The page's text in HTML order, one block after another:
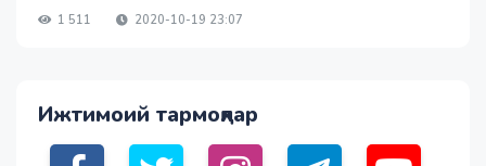
1 511 2020-10-19 23:07
Ижтимоий тармоқлар